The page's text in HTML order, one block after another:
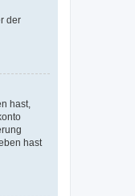
der
hast,
hast